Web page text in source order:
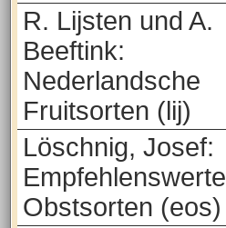
R. Lijsten und A.
Beeftink:
Nederlandsche
Fruitsorten (lij)
Löschnig, Josef:
Empfehlenswerte
Obstsorten (eos)